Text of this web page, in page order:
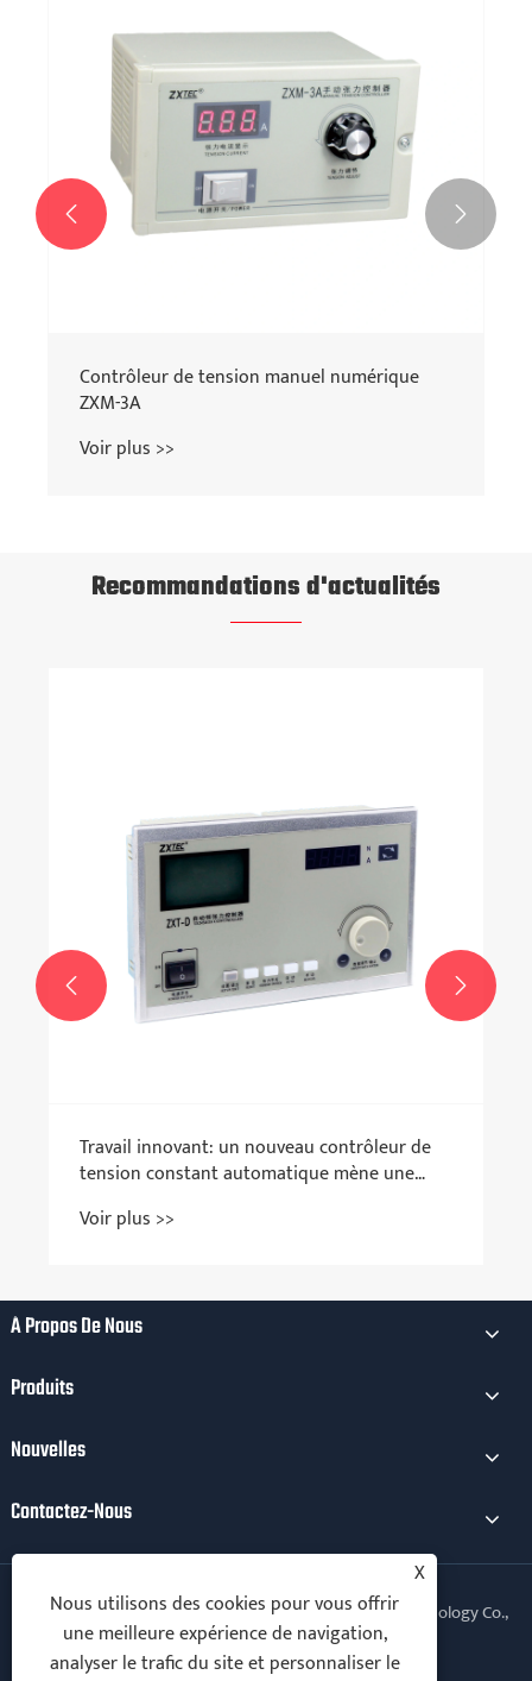
Contrôleur de tension manuel numérique
ZXM-3A
Voir plus >>
 
Recommandations d'actualités
Travail innovant: un nouveau contrôleur de
tension constant automatique mène une
Voir plus >>
 
À Propos De Nous
Produits
Nouvelles
Contactez-Nous
Copyright © 2025 Xiamen Kechuang Electromical Technology Co.,
Ltd. Tous droits réservés.
X
Nous utilisons des cookies pour vous offrir
une meilleure expérience de navigation,
analyser le trafic du site et personnaliser le